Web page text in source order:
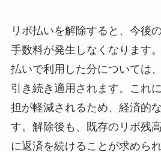
リボ払いを解除すると、今後
手数料が発生しなくなります
払いで利用した分については
引き続き適用されます。これ
担が軽減されるため、経済的
す。解除後も、既存のリボ残
に返済を続けることが求めら